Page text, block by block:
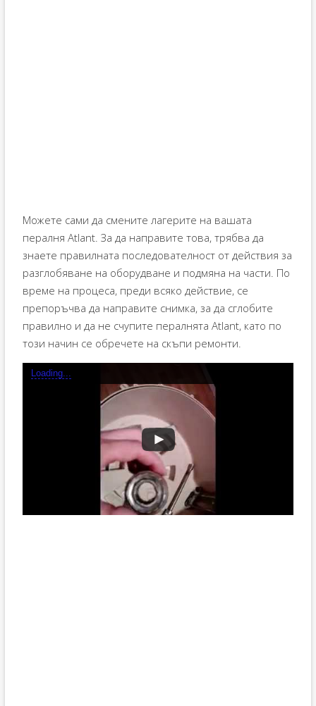
Можете сами да смените лагерите на вашата
пералня Atlant. За да направите това, трябва да
знаете правилната последователност от действия за
разглобяване на оборудване и подмяна на части. По
време на процеса, преди всяко действие, се
препоръчва да направите снимка, за да сглобите
правилно и да не счупите пералнята Atlant, като по
този начин се обречете на скъпи ремонти.
Loading...